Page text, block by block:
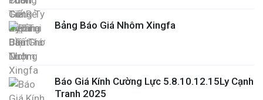
Bảng Báo Giá Nhôm Xingfa
Báo Giá Kính Cường Lực 5.8.10.12.15Ly Cạnh
Tranh 2025